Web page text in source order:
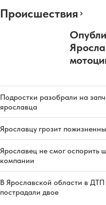
Происшествия
Подростки разобрали на
ярославца
Ярославцу грозит
Ярославец не смог оспорить
компании
В Ярославской области в
пострадали двое